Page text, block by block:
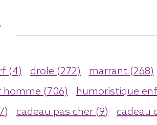
(4) drole (272) marrant (268)
(706)
humoristique
cadeau pas cher (9)
cadeau